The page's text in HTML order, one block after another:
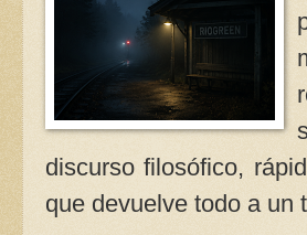
discurso filosófico,
que devuelve todo a un